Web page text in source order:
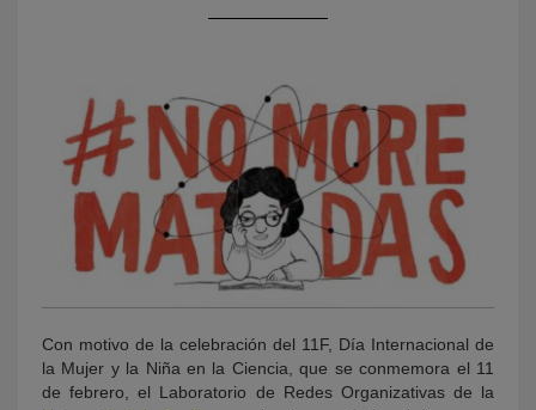
Con motivo de la celebración del 11F, Día Internacional de
la Mujer y la Niña en la Ciencia, que se conmemora el 11
de febrero, el Laboratorio de Redes Organizativas de la